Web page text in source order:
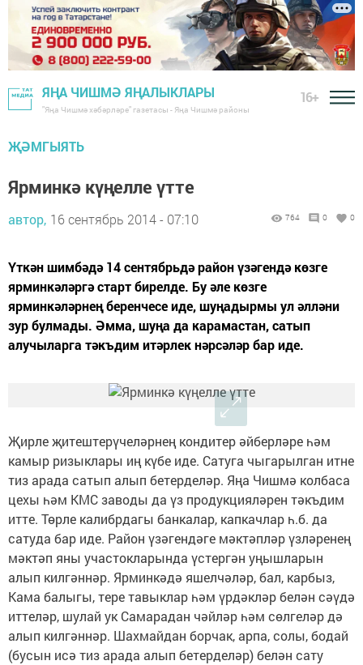
ЯҢА ЧИШМӘ ЯҢАЛЫКЛАРЫ
"Яңа Чишмә хәбәрләре" газетасы - Яңа Чишмә районы
16+
ҖӘМГЫЯТЬ
Ярминкә күңелле үтте
автор, 16 сентябрь 2014 - 07:10 764 0 0
Үткән шимбәдә 14 сентябрьдә район үзәгендә көзге
ярминкәләргә старт бирелде. Бу әле көзге
ярминкәләрнең беренчесе иде, шуңадырмы ул әлләни
зур булмады. Әмма, шуңа да карамастан, сатып
алучыларга тәкъдим итәрлек нәрсәләр бар иде.
Җирле җитештерүчеләрнең кондитер әйберләре һәм
камыр ризыклары иң күбе иде. Сатуга чыгарылган итне
тиз арада сатып алып бетерделәр. Яңа Чишмә колбаса
цехы һәм КМС заводы да үз продукцияләрен тәкъдим
итте. Төрле калибрдагы банкалар, капкачлар һ.б. да
сатуда бар иде. Район үзәгендәге мәктәпләр үзләренең
мәктәп яны участокларында үстергән уңышларын
алып килгәннәр. Ярминкәдә яшелчәләр, бал, карбыз,
Кама балыгы, тере тавыклар һәм үрдәкләр белән сәүдә
иттеләр, шулай ук Самарадан чәйләр һәм сөлгеләр дә
алып килгәннәр. Шахмайдан борчак, арпа, солы, бодай
(бусын исә тиз арада алып бетерделәр) белән сату